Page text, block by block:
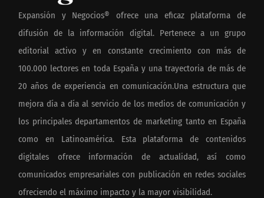
Expansión y Negocios® ofrece una eficaz plataforma de
difusión de la información digital. Pertenece a un grupo
editorial activo y en constante crecimiento con más de
100.000 lectores en toda España y una trayectoria de más de
20 años de experiencia en comunicación.Una estructura que
mejora día a día al servicio de los medios de comunicación y
los principales departamentos de marketing tanto en España
como en Latinoamérica. Esta plataforma de contenidos
digitales ofrece información de actualidad, así como
comunicados empresariales con publicación en redes sociales
ofreciendo el máximo impacto y la mayor visibilidad.